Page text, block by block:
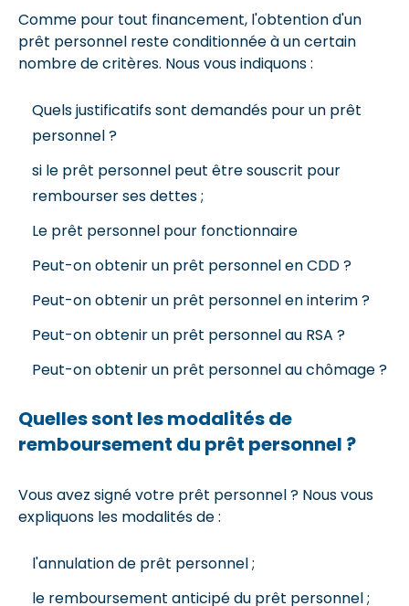
Comme pour tout financement, l'obtention d'un
prêt personnel reste conditionnée à un certain
nombre de critères. Nous vous indiquons :
Quels justificatifs sont demandés pour un prêt
personnel ?
si le prêt personnel peut être souscrit pour
rembourser ses dettes ;
Le prêt personnel pour fonctionnaire
Peut-on obtenir un prêt personnel en CDD ?
Peut-on obtenir un prêt personnel en interim ?
Peut-on obtenir un prêt personnel au RSA ?
Peut-on obtenir un prêt personnel au chômage ?
Quelles sont les modalités de
remboursement du prêt personnel ?
Vous avez signé votre prêt personnel ? Nous vous
expliquons les modalités de :
l'annulation de prêt personnel ;
le remboursement anticipé du prêt personnel ;